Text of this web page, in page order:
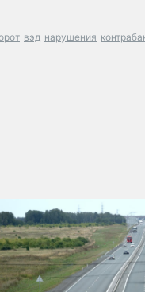
вэд нарушения